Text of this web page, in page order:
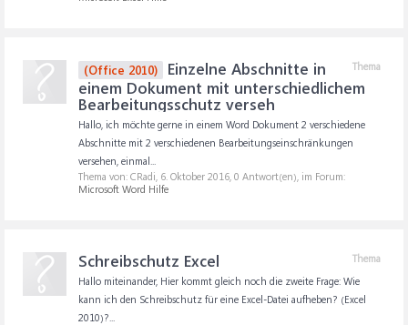
Thema
(Office 2010)
Einzelne Abschnitte in
einem Dokument mit unterschiedlichem
Bearbeitungsschutz verseh
Hallo, ich möchte gerne in einem Word Dokument 2 verschiedene
Abschnitte mit 2 verschiedenen Bearbeitungseinschränkungen
versehen, einmal...
Thema von: CRadi, 6. Oktober 2016, 0 Antwort(en), im Forum:
Microsoft Word Hilfe
Thema
Schreibschutz Excel
Hallo miteinander, Hier kommt gleich noch die zweite Frage: Wie
kann ich den Schreibschutz für eine Excel-Datei aufheben? (Excel
2010)?...